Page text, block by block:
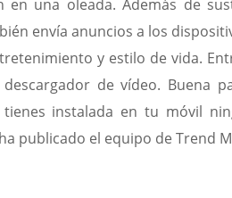
una oleada. Además de
envía anuncios a los
y estilo de vida.
de vídeo. Buena
instalada en tu móvil
publicado el equipo de Trend